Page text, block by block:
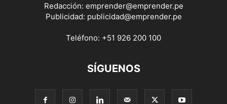
Redacción: emprender@emprender.pe
Publicidad: publicidad@emprender.pe
Teléfono: +51 926 200 100
SÍGUENOS